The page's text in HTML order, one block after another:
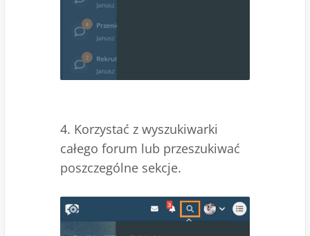
4. Korzystać z wyszukiwarki
całego forum lub przeszukiwać
poszczególne sekcje.